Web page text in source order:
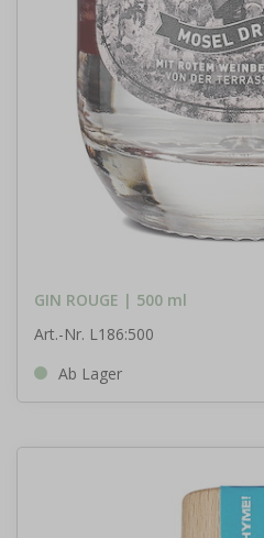
GIN ROUGE | 500 ml
Art.-Nr. L186:500
Ab Lager